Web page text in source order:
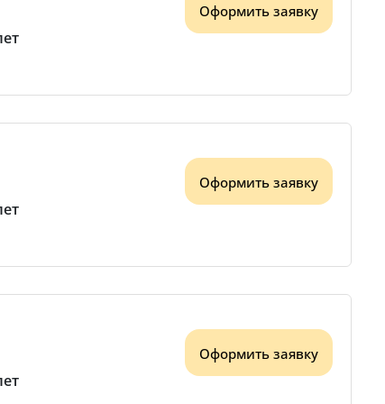
Оформить заявку
Оформить заявку
Оформить заявку